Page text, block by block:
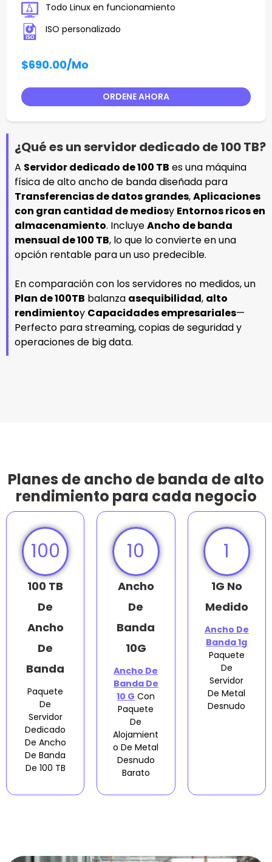
Todo Linux en funcionamiento
ISO personalizado
$690.00/Mo
ORDENE AHORA
¿Qué es un servidor dedicado de 100 TB?
A Servidor dedicado de 100 TB es una máquina
física de alto ancho de banda diseñada para
Transferencias de datos grandes,Aplicaciones
con gran cantidad de mediosy Entornos ricos en
almacenamiento. IncluyeAncho de banda
mensual de 100 TB, lo que lo convierte en una
opción rentable para un uso predecible.
En comparación con los servidores no medidos, un
Plan de 100TB balanza asequibilidad, alto
rendimientoy Capacidades empresariales—
Perfecto para streaming, copias de seguridad y
operaciones de big data.
Planes de ancho de banda de alto
rendimiento para cada negocio
100
100 TB
De
Ancho
De
Banda
Paquete
De
Servidor
Dedicado
De Ancho
De Banda
De 100 TB
10
Ancho
De
Banda
10G
Ancho De
Banda De
10 G Con
Paquete
De
Alojamient
O De Metal
Desnudo
Barato
1
1G No
Medido
Ancho De
Banda 1g
Paquete
De
Servidor
De Metal
Desnudo